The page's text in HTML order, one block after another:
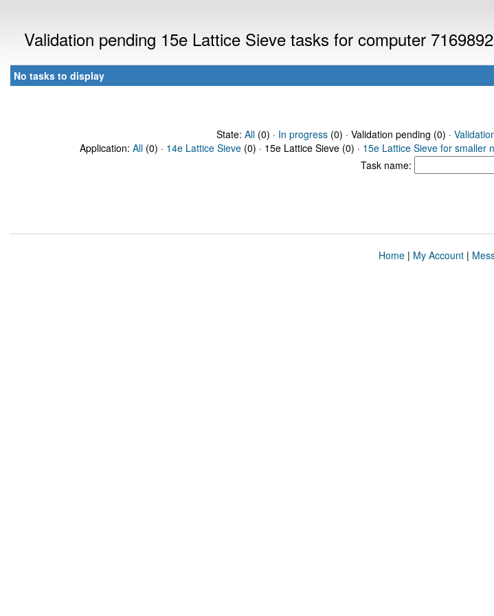
Validation pending 15e Lattice Sieve tasks for computer 7169892
No tasks to display
State: All(0) · In progress(0) · Validation pending (0) ·
Application: All (0) · 14e Lattice Sieve (0) · 15e Lattice Sieve (0) · 15e Lattice Sieve for smaller
Task name:
Home| My Account|